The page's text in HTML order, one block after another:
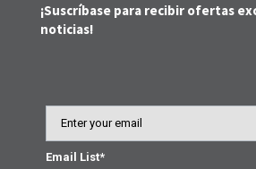
¡Suscríbase para recibir ofertas
noticias!
Email
Email List*